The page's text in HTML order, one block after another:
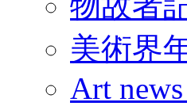
美術界
Art